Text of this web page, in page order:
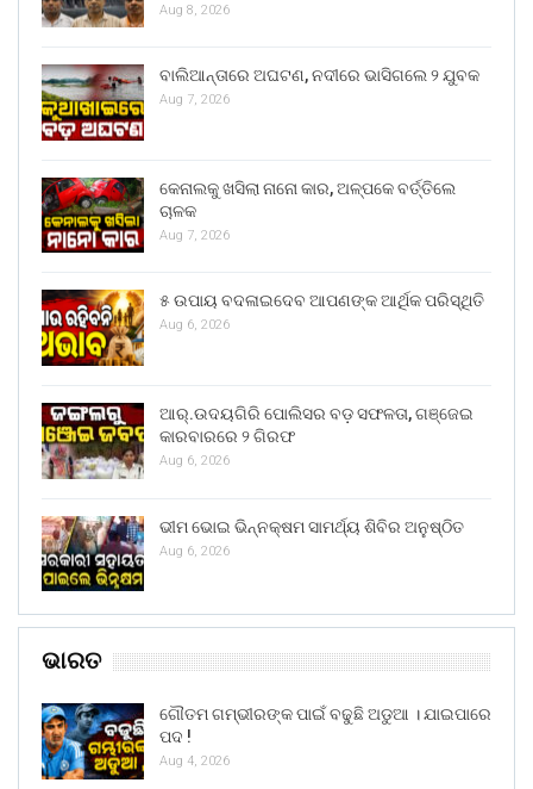
Aug 8, 2026
ବାଲିଆନ୍ତାରେ ଅଘଟଣ, ନଦୀରେ ଭାସିଗଲେ ୨ ଯୁବକ
Aug 7, 2026
କେନାଲକୁ ଖସିଲା ନାନୋ କାର, ଅଳ୍ପକେ ବର୍ତ୍ତିଲେ
ଚାଳକ
Aug 7, 2026
୫ ଉପାୟ ବଦଳାଇଦେବ ଆପଣଙ୍କ ଆର୍ଥିକ ପରିସ୍ଥିତି
Aug 6, 2026
ଆର୍.ଉଦୟଗିରି ପୋଲିସର ବଡ଼ ସଫଳତା, ଗଞ୍ଜେଇ
କାରବାରରେ ୨ ଗିରଫ
Aug 6, 2026
ଭୀମ ଭୋଇ ଭିନ୍ନକ୍ଷମ ସାମର୍ଥ୍ୟ ଶିବିର ଅନୁଷ୍ଠିତ
Aug 6, 2026
ଭାରତ
ଗୌତମ ଗମ୍ଭୀରଙ୍କ ପାଇଁ ବଢୁଛି ଅଡୁଆ । ଯାଇପାରେ
ପଦ !
Aug 4, 2026